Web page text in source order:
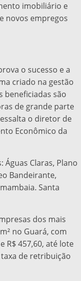
imobiliário e
novos empregos
o sucesso e a
criado na gestão
beneficiadas são
de grande parte
o diretor de
Econômico da
Águas Claras, Plano
Bandeirante,
Santa
dos mais
no Guará, com
R$ 457,60, até lote
taxa de retribuição